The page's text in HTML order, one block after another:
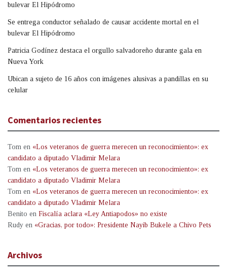
bulevar El Hipódromo
Se entrega conductor señalado de causar accidente mortal en el
bulevar El Hipódromo
Patricia Godínez destaca el orgullo salvadoreño durante gala en
Nueva York
Ubican a sujeto de 16 años con imágenes alusivas a pandillas en su
celular
Comentarios recientes
Tom en «Los veteranos de guerra merecen un reconocimiento»: ex
candidato a diputado Vladimir Melara
Tom en «Los veteranos de guerra merecen un reconocimiento»: ex
candidato a diputado Vladimir Melara
Tom en «Los veteranos de guerra merecen un reconocimiento»: ex
candidato a diputado Vladimir Melara
Benito en Fiscalía aclara «Ley Antiapodos» no existe
Rudy en «Gracias, por todo»: Presidente Nayib Bukele a Chivo Pets
Archivos